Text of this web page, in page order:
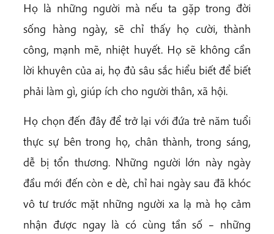
Họ là những người mà nếu ta gặp trong đời
sống hàng ngày, sẽ chỉ thấy họ cười, thành
công, mạnh mẽ, nhiệt huyết. Họ sẽ không cần
lời khuyên của ai, họ đủ sâu sắc hiểu biết để biết
phải làm gì, giúp ích cho người thân, xã hội.
Họ chọn đến đây để trở lại với đứa trẻ năm tuổi
thực sự bên trong họ, chân thành, trong sáng,
dễ bị tổn thương. Những người lớn này ngày
đầu mới đến còn e dè, chỉ hai ngày sau đã khóc
vô tư trước mặt những người xa lạ mà họ cảm
nhận được ngay là có cùng tần số – những